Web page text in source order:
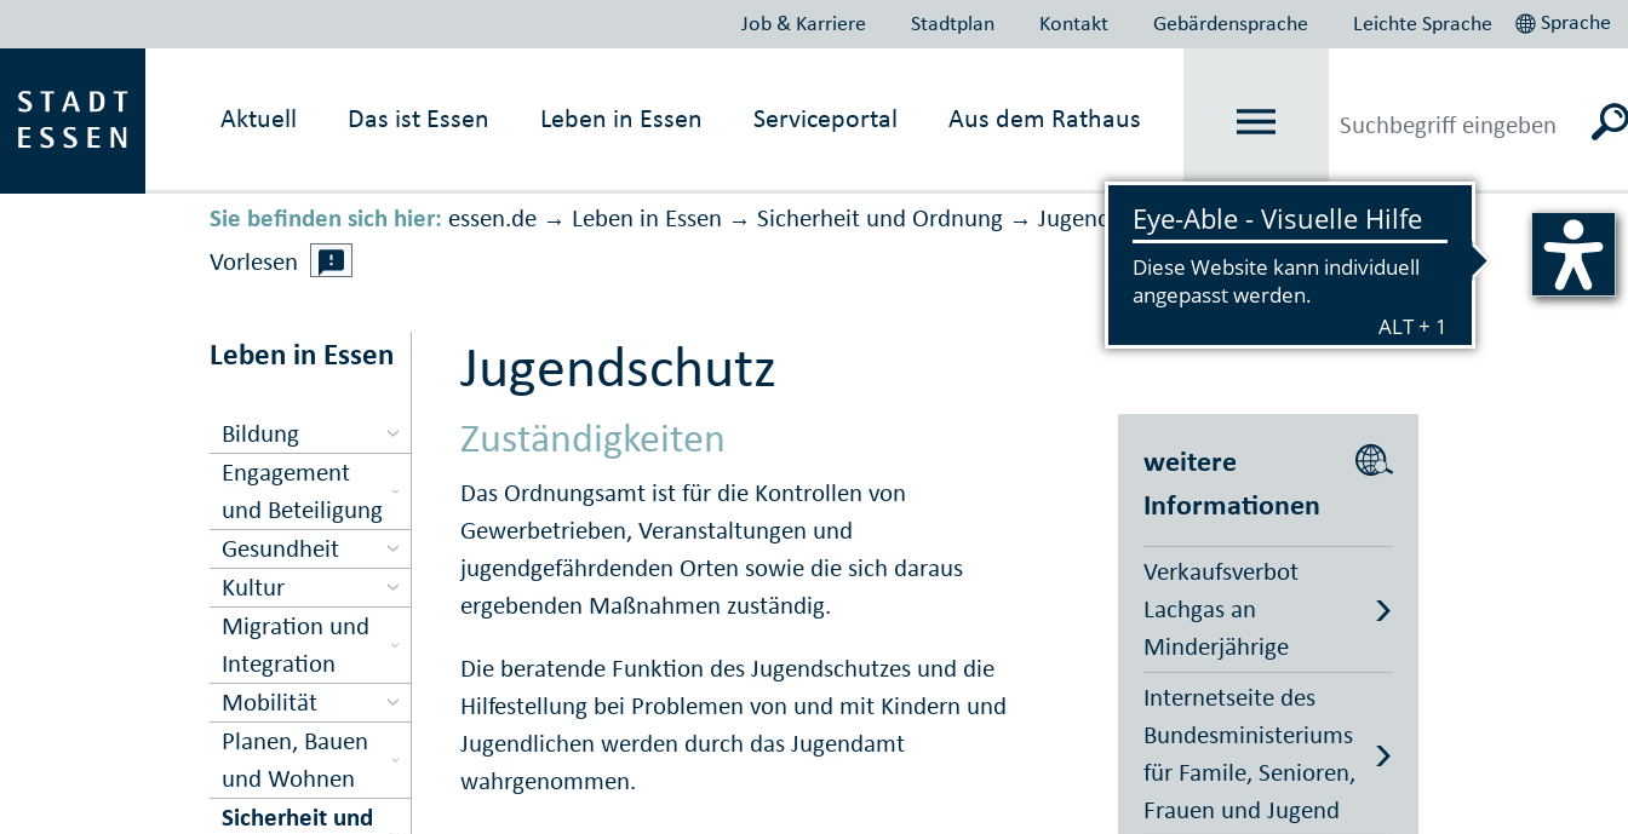
Job & Karriere Stadtplan Kontakt Gebärdensprache Leichte Sprache Sprache
Aktuell Das ist Essen Leben in Essen Serviceportal Aus dem Rathaus
Sie befinden sich hier: essen.de → Leben in Essen → Sicher­heit und Ord­nung → Jugend­schutz
Vorlesen
Leben in Essen
Bildung
Engagement
und Beteiligung
Gesundheit
Kultur
Migration und
Inte­gration
Mobilität
Planen, Bauen
und Wohnen
Sicher­heit und
Jugendschutz
Zuständigkeiten
Das Ordnungsamt ist für die Kontrollen von
Gewerbetrieben, Veranstaltungen und
jugendgefährdenden Orten sowie die sich daraus
ergebenden Maßnahmen zuständig.
Die beratende Funktion des Jugendschutzes und die
Hilfestellung bei Problemen von und mit Kindern und
Jugendlichen werden durch das Jugendamt
wahrgenommen.
weitere
Informationen
Verkaufsverbot
Lachgas an
Minderjährige
Internetseite des
Bundesministeriums
für Famile, Senioren,
Frauen und Jugend